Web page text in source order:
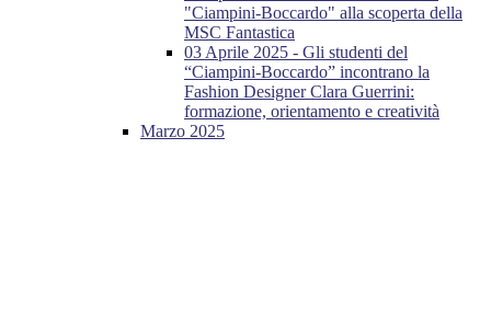
"Ciampini-Boccardo" alla scoperta della
MSC Fantastica
03 Aprile 2025 - Gli studenti del
“Ciampini-Boccardo” incontrano la
Fashion Designer Clara Guerrini:
formazione, orientamento e creatività
Marzo 2025